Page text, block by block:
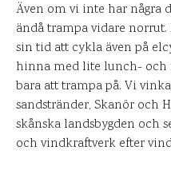
Även om vi inte har några
ändå trampa vidare
sin tid att cykla även på
hinna med lite lunch- och
bara att trampa på. Vi
sandstränder, Skanör och
skånska landsbygden och
och vindkraftverk efter